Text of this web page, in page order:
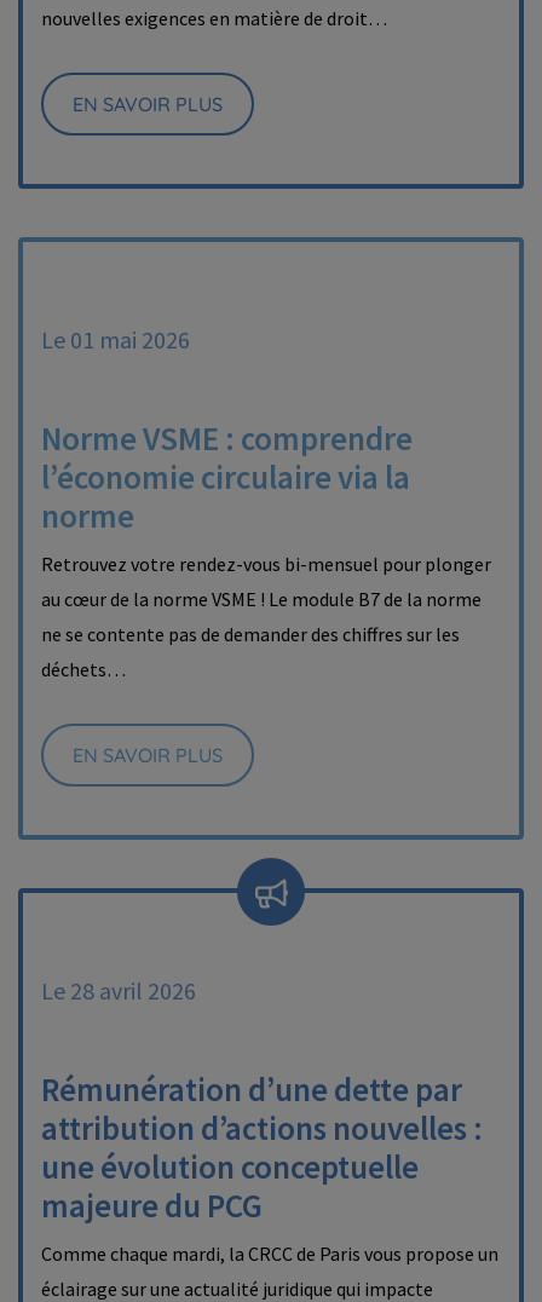
nouvelles exigences en matière de droit…
EN SAVOIR PLUS
Le 01 mai 2026
Norme VSME : comprendre
l’économie circulaire via la
norme
Retrouvez votre rendez-vous bi-mensuel pour plonger
au cœur de la norme VSME ! Le module B7 de la norme
ne se contente pas de demander des chiffres sur les
déchets…
EN SAVOIR PLUS
Le 28 avril 2026
Rémunération d’une dette par
attribution d’actions nouvelles :
une évolution conceptuelle
majeure du PCG
Comme chaque mardi, la CRCC de Paris vous propose un
éclairage sur une actualité juridique qui impacte